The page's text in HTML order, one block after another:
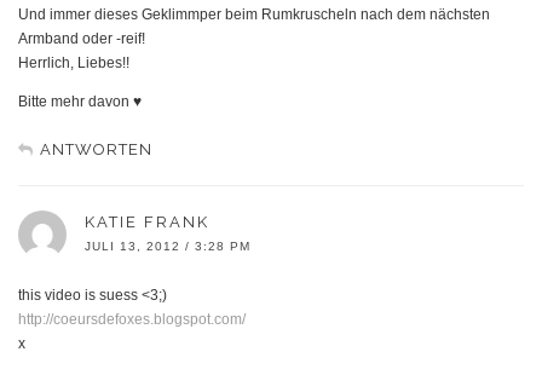
Und immer dieses Geklimmper beim Rumkruscheln nach dem nächsten
Armband oder -reif!
Herrlich, Liebes!!
Bitte mehr davon ♥
ANTWORTEN
KATIE FRANK
JULI 13, 2012 / 3:28 PM
this video is suess <3;)
http://coeursdefoxes.blogspot.com/
x